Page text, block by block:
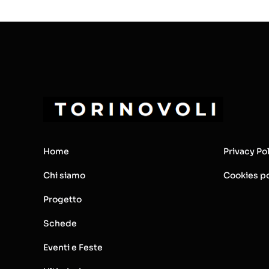
Home
Chi siamo
Progetto
Schede
Eventi e Feste
Privacy
Cookies